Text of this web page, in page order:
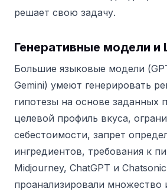
решает свою задачу.
Генеративные модели и
Большие языковые модели
Gemini) умеют генерировать
гипотезы на основе заданных
целевой профиль вкуса,
себестоимости, запрет
ингредиентов, требования к
Midjourney, ChatGPT и Chatsonic
проанализировали множество